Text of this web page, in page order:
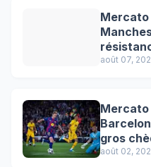
Mercato
août 07,
Mercato
gros
août 02,